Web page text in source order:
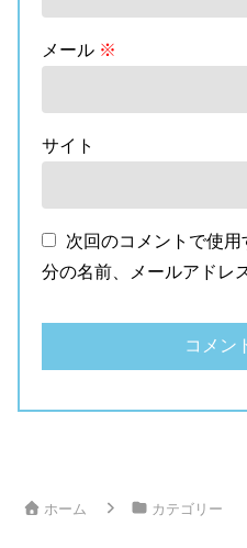
メール ※
サイト
次回のコメントで使
分の名前、メールアドレ
ホーム カテゴリー